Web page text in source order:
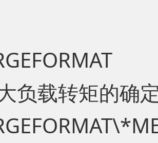
负载转矩的确